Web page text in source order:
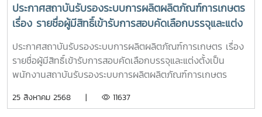
ประกาศสถาบันรับรองระบบการผลิตผลิตภัณฑ์การเกษตร
เรื่อง รายชื่อผู้มีสิทธิ์เข้ารับการสอบคัดเลือกบรรจุและแต่ง
ตั้งเป็นพนักงานสถาบันรับรองระบบการผลิตผลิตภัณฑ์
การเกษตร ตำแหน่ง นักวิชาการเกษตร
ประกาศสถาบันรับรองระบบการผลิตผลิตภัณฑ์การเกษตร เรื่อง
รายชื่อผู้มีสิทธิ์เข้ารับการสอบคัดเลือกบรรจุและแต่งตั้งเป็น
พนักงานสถาบันรับรองระบบการผลิตผลิตภัณฑ์การเกษตร
เข้ารับการคัดเลือก
25 สิงหาคม 2568 | 11637